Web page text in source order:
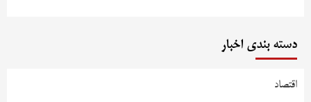
دسته بندی اخبار
اقتصاد